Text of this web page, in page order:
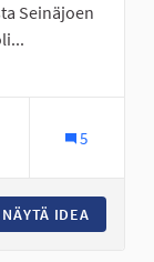
Seinäjoen
5
NÄYTÄ IDEA